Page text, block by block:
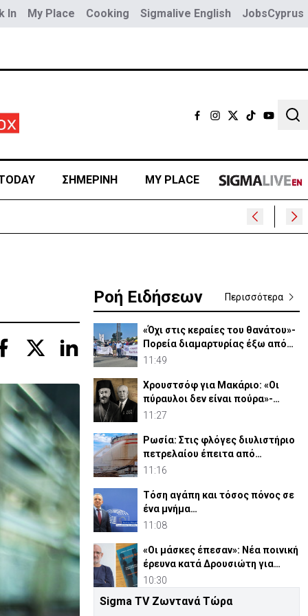
In My Place Cooking Sigmalive English JobsCyprus
ΣΗΜΕΡΙΝΗ MY PLACE
Ροή Ειδήσεων Περισσότερα
«Όχι στις κεραίες του θανάτου»-
Πορεία διαμαρτυρίας έξω από
τις Β. Βάσεις
11:49
Χρουστσόφ για Μακάριο: «Οι
πύραυλοι δεν είναι πούρα»-
Αποκαλυπτικο έγγραφο 1964
11:27
Ρωσία: Στις φλόγες διυλιστήριο
πετρελαίου έπειτα από
ουκρανική επίθεση
11:16
Τόση αγάπη και τόσος πόνος σε
ένα μνήμα…
11:08
«Οι μάσκες έπεσαν»: Νέα ποινική
έρευνα κατά Δρουσιώτη για
«Κράτος Μαφία»
10:30
ΦΩΤΟ: Απουσιάζει εδώ και μια
Sigma TV Ζωντανά Τώρα